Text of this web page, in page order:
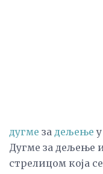
дугме за дељење
Дугме за дељење
стрелицом која